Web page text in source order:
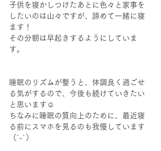
子供を寝かしつけたあとに色々と家事を
したいのは山々ですが、諦めて一緒に寝
ます！
その分朝は早起きするようにしていま
す。
睡眠のリズムが整うと、体調良く過ごせ
る気がするので、今後も続けていきたい
と思います☺
ちなみに睡眠の質向上のために、最近寝
る前にスマホを見るのも我慢しています
（´-`）